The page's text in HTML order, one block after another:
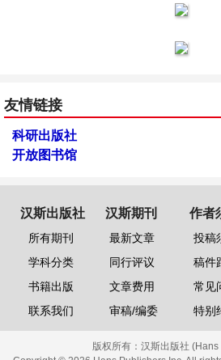
友情链接
科研出版社
开放图书馆
汉斯出版社
所有期刊
学科分类
书籍出版
联系我们
汉斯期刊
最新文章
同行评议
文章费用
审稿/编委
作者
投稿
稿件
常见
特别
版权所有： 汉斯出版社